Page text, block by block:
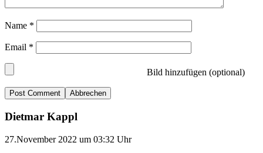
Name *
Email *
Bild hinzufügen (optional)
Abbrechen
Dietmar Kappl
27.November 2022 um 03:32 Uhr